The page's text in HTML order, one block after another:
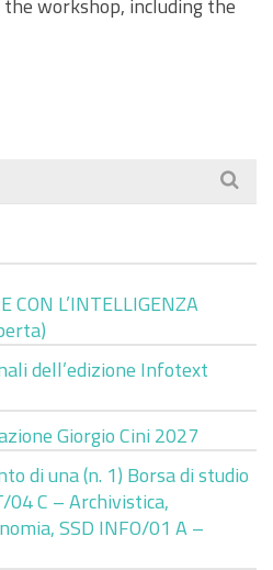
workshop, including the
CON L’INTELLIGENZA
dell’edizione Infotext
Giorgio Cini 2027
di una (n. 1) Borsa di studio
04 C – Archivistica,
SSD INFO/01 A –